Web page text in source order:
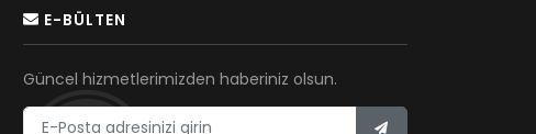
E-BÜLTEN
Güncel hizmetlerimizden haberiniz olsun.